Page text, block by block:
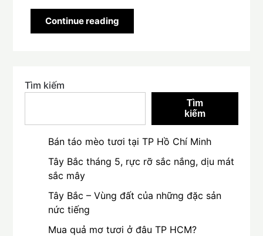
Continue reading
Tìm kiếm
Tìm
kiếm
Bán táo mèo tươi tại TP Hồ Chí Minh
Tây Bắc tháng 5, rực rỡ sắc nắng, dịu mát
sắc mây
Tây Bắc – Vùng đất của những đặc sản
nức tiếng
Mua quả mơ tươi ở đâu TP HCM?